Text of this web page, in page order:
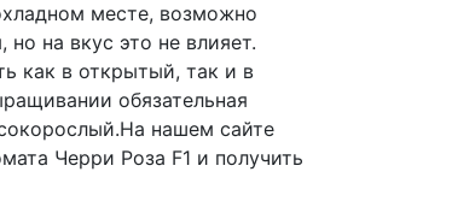
месте, возможно
на вкус это не влияет.
как в открытый, так и в
обязательная
нашем сайте
Черри Роза F1 и получить